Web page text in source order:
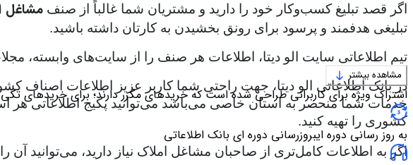
اگر قصد تبلیغ کسب‌وکار خود را دارید و مشتریان شما غالباً از صنف مشاغل
تبلیغی هدفمند و پرسود برای رونق بخشیدن به کارتان داشته باشید.
تیم اطلاعاتی سایت الو دیتا، اطلاعات هر صنف را از سایت‌های وابسته،
در بانک اطلاعاتی الو دیتا، جهت راحتی شما کاربر عزیز اطلاعات اصناف
خدمات شما منحصر به استان خاصی می‌باشد می‌توانید پکیج اطلاعاتی هر
کشوری را تهیه کنید.
اگر به اطلاعات کامل‌تری از صاحبان مشاغل املاک نیاز دارید، می‌توانید آن
مشاهده بیشتر
اشتراک ویژه برای کاربرانی طراحی شده است که خریدهای مکرر دارند؛ برای خریدهای
به روز رسانی دوره ایبروزرسانی دوره ای بانک اطلاعاتی